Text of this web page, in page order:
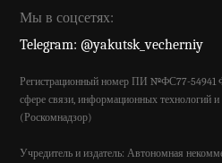
Мы в соцсетях:
Telegram: @yakutsk_vecherniy
Регистрационный номер ПИ №ФС77-54941
сфере связи, информационных технологий
(Роскомнадзор)
Учредитель и издатель: Автономная